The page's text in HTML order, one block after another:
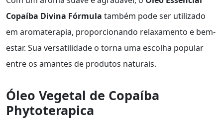
Copaíba Divina Fórmula também pode ser utilizado
em aromaterapia, proporcionando relaxamento e bem-
estar. Sua versatilidade o torna uma escolha popular
entre os amantes de produtos naturais.
Óleo Vegetal de Copaíba
Phytoterapica